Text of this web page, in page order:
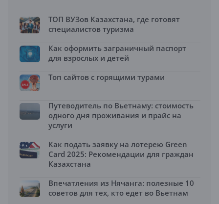
ТОП ВУЗов Казахстана, где готовят
специалистов туризма
Как оформить заграничный паспорт
для взрослых и детей
Топ сайтов с горящими турами
Путеводитель по Вьетнаму: стоимость
одного дня проживания и прайс на
услуги
Как подать заявку на лотерею Green
Card 2025: Рекомендации для граждан
Казахстана
Впечатления из Нячанга: полезные 10
советов для тех, кто едет во Вьетнам